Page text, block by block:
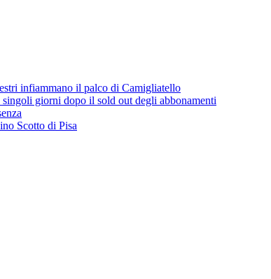
infiammano il palco di Camigliatello
giorni dopo il sold out degli abbonamenti
Scotto di Pisa